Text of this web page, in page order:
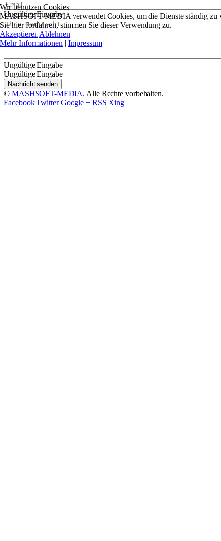
Ungültige Eingabe
Ungültige Eingabe
Ungültige Eingabe
Nachricht senden
© MASHSOFT-MEDIA. Alle Rechte vorbehalten.
Facebook Twitter Google + RSS Xing
Wir benutzen Cookies
MASHSOFT-MEDIA verwendet Cookies, um die Dienste ständig zu
Sie hier fortfahren, stimmen Sie dieser Verwendung zu.
Akzeptieren Ablehnen
Mehr Informationen | Impressum